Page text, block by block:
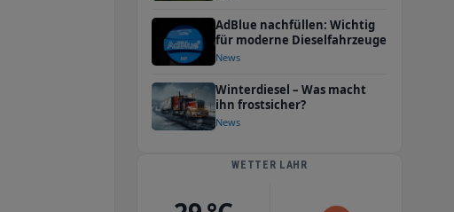
AdBlue nachfüllen: Wichtig
für moderne Dieselfahrzeuge
News
Winterdiesel – Was macht
ihn frostsicher?
News
WETTER LAHR